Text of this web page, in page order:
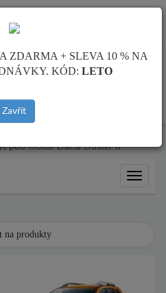
pod motor Dacia Duster II
Značky
na produkty
ZDARMA + SLEVA 10 % NA
KÓD: LETO
Zavřít